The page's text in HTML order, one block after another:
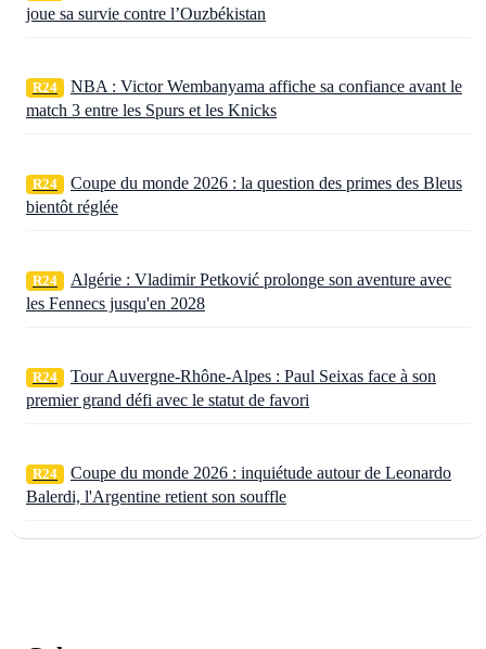
joue sa survie contre l’Ouzbékistan
R24
NBA : Victor Wembanyama affiche sa confiance avant le
match 3 entre les Spurs et les Knicks
R24
Coupe du monde 2026 : la question des primes des Bleus
bientôt réglée
R24
Algérie : Vladimir Petković prolonge son aventure avec
les Fennecs jusqu'en 2028
R24
Tour Auvergne-Rhône-Alpes : Paul Seixas face à son
premier grand défi avec le statut de favori
R24
Coupe du monde 2026 : inquiétude autour de Leonardo
Balerdi, l'Argentine retient son souffle